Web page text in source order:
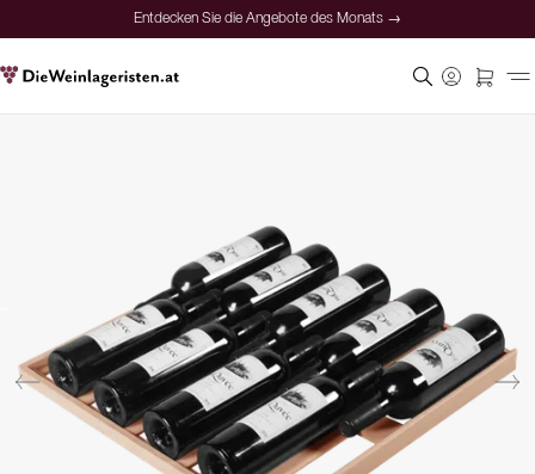
Entdecken Sie die Angebote des Monats →